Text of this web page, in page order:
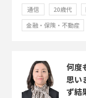
通信 20歳代
金融・保険・不動産
何度
思い
ず結